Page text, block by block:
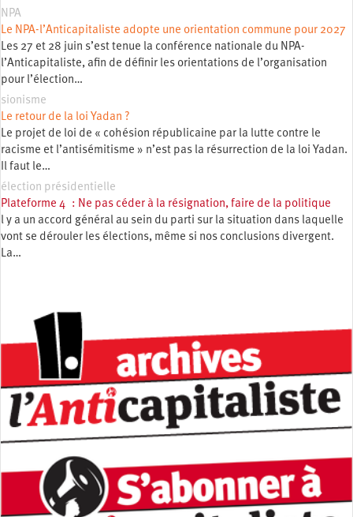
NPA
Le NPA-l’Anticapitaliste adopte une orientation commune pour 2027
Les 27 et 28 juin s’est tenue la conférence nationale du NPA-
l’Anticapitaliste, afin de définir les orientations de l’organisation
pour l’élection…
sionisme
Le retour de la loi Yadan ?
Le projet de loi de « cohésion républicaine par la lutte contre le
racisme et l’antisémitisme » n’est pas la résurrection de la loi Yadan.
Il faut le…
élection présidentielle
Plateforme 4 : Ne pas céder à la résignation, faire de la politique
l y a un accord général au sein du parti sur la situation dans laquelle
vont se dérouler les élections, même si nos conclusions divergent.
La…